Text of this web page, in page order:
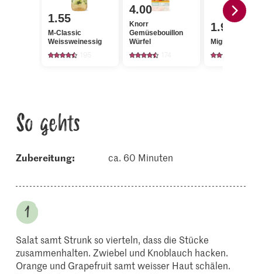
1.55
M-Classic
Weissweinessig
4.00
Knorr
Gemüsebouillon
Würfel
1.95
Migros
So gehts
Zubereitung: ca. 60 Minuten
Salat samt Strunk so vierteln, dass die Stücke
zusammenhalten. Zwiebel und Knoblauch hacken.
Orange und Grapefruit samt weisser Haut schälen.